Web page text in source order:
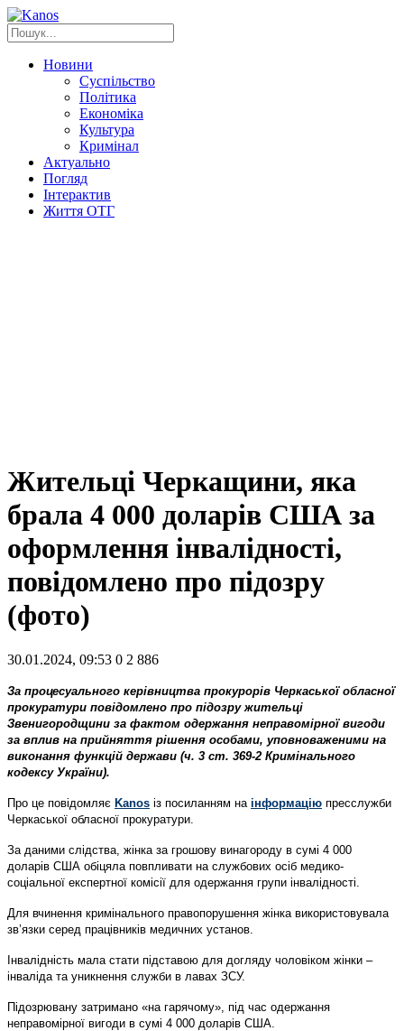
Новини
Суспільство
Політика
Економіка
Культура
Кримінал
Актуально
Погляд
Інтерактив
Життя ОТГ
Жительці Черкащини, яка
брала 4 000 доларів США за
оформлення інвалідності,
повідомлено про підозру
(фото)
30.01.2024, 09:53 0 2 886
За процесуального керівництва прокурорів Черкаської обласної
прокуратури повідомлено про підозру жительці
Звенигородщини за фактом одержання неправомірної вигоди
за вплив на прийняття рішення особами, уповноваженими на
виконання функцій держави (ч. 3 ст. 369-2 Кримінального
кодексу України).
Про це повідомляє Kanos із посиланням на інформацію пресслужби
Черкаської обласної прокуратури.
За даними слідства, жінка за грошову винагороду в сумі 4 000
доларів США обіцяла повпливати на службових осіб медико-
соціальної експертної комісії для одержання групи інвалідності.
Для вчинення кримінального правопорушення жінка використовувала
зв’язки серед працівників медичних установ.
Інвалідність мала стати підставою для догляду чоловіком жінки –
інваліда та уникнення служби в лавах ЗСУ.
Підозрювану затримано «на гарячому», під час одержання
неправомірної вигоди в сумі 4 000 доларів США.